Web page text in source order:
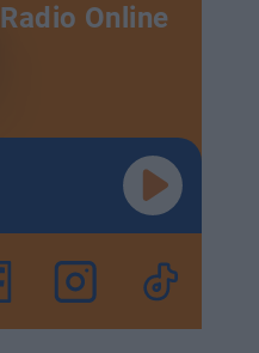
Radio Online